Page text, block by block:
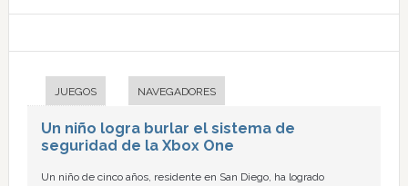
JUEGOS NAVEGADORES
Un niño logra burlar el sistema de
seguridad de la Xbox One
Un niño de cinco años, residente en San Diego, ha logrado